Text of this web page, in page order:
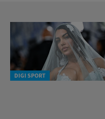
DIGI SPORT